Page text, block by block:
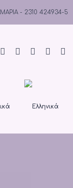
- 2310 424934-5